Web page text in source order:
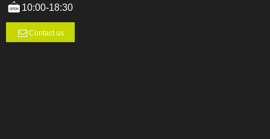
10:00-18:30
Contact us